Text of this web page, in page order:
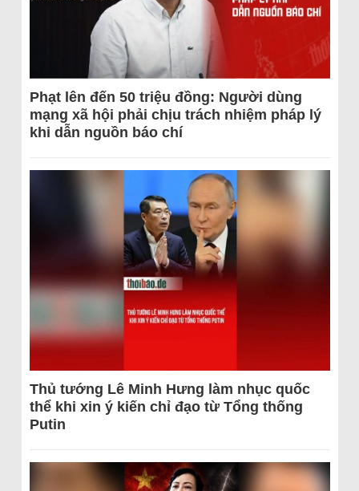
Phạt lên đến 50 triệu đồng: Người dùng
mạng xã hội phải chịu trách nhiệm pháp lý
khi dẫn nguồn báo chí
Thủ tướng Lê Minh Hưng làm nhục quốc
thể khi xin ý kiến chỉ đạo từ Tổng thống
Putin